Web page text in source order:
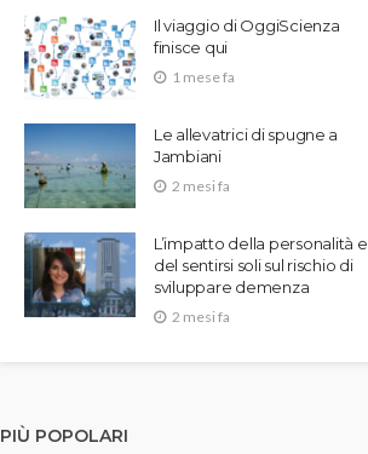
Il viaggio di OggiScienza
finisce qui
1 mese fa
Le allevatrici di spugne a
Jambiani
2 mesi fa
L’impatto della personalità e
del sentirsi soli sul rischio di
sviluppare demenza
2 mesi fa
PIÙ POPOLARI